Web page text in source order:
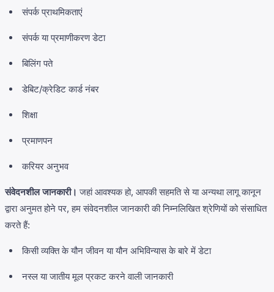
संपर्क प्राथमिकताएं
संपर्क या प्रमाणीकरण डेटा
बिलिंग पते
डेबिट/क्रेडिट कार्ड नंबर
शिक्षा
प्रमाणपन
करियर अनुभव
संवेदनशील जानकारी। जहां आवश्यक हो, आपकी सहमति से या अन्यथा लागू कानून
द्वारा अनुमत होने पर, हम संवेदनशील जानकारी की निम्नलिखित श्रेणियों को संसाधित
करते हैं:
किसी व्यक्ति के यौन जीवन या यौन अभिविन्यास के बारे में डेटा
नस्ल या जातीय मूल प्रकट करने वाली जानकारी